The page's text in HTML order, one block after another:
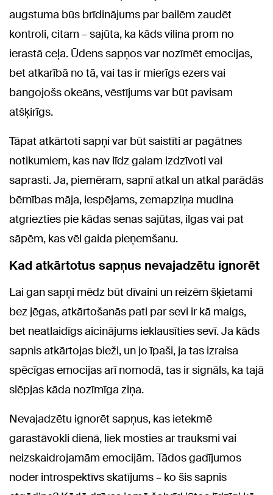
augstuma būs brīdinājums par bailēm zaudēt
kontroli, citam – sajūta, ka kāds vilina prom no
ierastā ceļa. Ūdens sapņos var nozīmēt emocijas,
bet atkarībā no tā, vai tas ir mierīgs ezers vai
bangojošs okeāns, vēstījums var būt pavisam
atšķirīgs.
Tāpat atkārtoti sapņi var būt saistīti ar pagātnes
notikumiem, kas nav līdz galam izdzīvoti vai
saprasti. Ja, piemēram, sapnī atkal un atkal parādās
bērnības māja, iespējams, zemapziņa mudina
atgriezties pie kādas senas sajūtas, ilgas vai pat
sāpēm, kas vēl gaida pieņemšanu.
Kad atkārtotus sapņus nevajadzētu ignorēt
Lai gan sapņi mēdz būt dīvaini un reizēm šķietami
bez jēgas, atkārtošanās pati par sevi ir kā maigs,
bet neatlaidīgs aicinājums ieklausīties sevī. Ja kāds
sapnis atkārtojas bieži, un jo īpaši, ja tas izraisa
spēcīgas emocijas arī nomodā, tas ir signāls, ka tajā
slēpjas kāda nozīmīga ziņa.
Nevajadzētu ignorēt sapņus, kas ietekmē
garastāvokli dienā, liek mosties ar trauksmi vai
neizskaidrojamām emocijām. Tādos gadījumos
noder introspektīvs skatījums – ko šis sapnis